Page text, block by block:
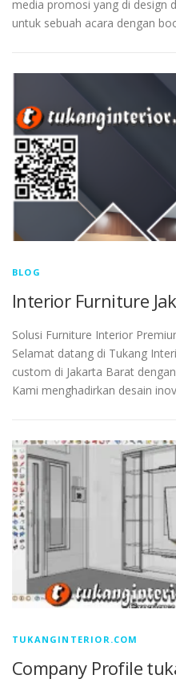
media promosi yang di design
untuk sebuah acara dengan
BLOG
Interior Furniture
Solusi Furniture Interior
Selamat datang di Tukang
custom di Jakarta Barat
Kami menghadirkan desain
TUKANGINTERIOR.COM
Company Profile